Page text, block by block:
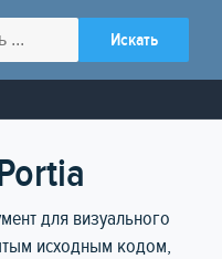
для визуального
исходным кодом,